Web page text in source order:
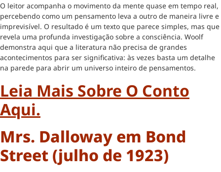
O leitor acompanha o movimento da mente quase em tempo real,
percebendo como um pensamento leva a outro de maneira livre e
imprevisível. O resultado é um texto que parece simples, mas que
revela uma profunda investigação sobre a consciência. Woolf
demonstra aqui que a literatura não precisa de grandes
acontecimentos para ser significativa: às vezes basta um detalhe
na parede para abrir um universo inteiro de pensamentos.
Leia Mais Sobre O Conto
Aqui.
Mrs. Dalloway em Bond
Street (julho de 1923)